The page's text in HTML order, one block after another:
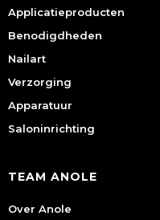
Applicatieproducten
Benodigdheden
Nailart
Verzorging
Apparatuur
Saloninrichting
TEAM ANOLE
Over Anole